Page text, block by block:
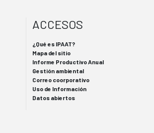
ACCESOS
¿Qué es IPAAT?
Mapa del sitio
Informe Productivo Anual
Gestión ambiental
Correo coorporativo
Uso de Información
Datos abiertos